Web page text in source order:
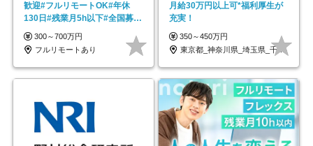
歓迎#フルリモートOK#年休
130日#残業月5h以下#全国募集
#最大1年の研修
300～700万円
フルリモートあり
月給30万円以上可*福利厚生が
充実！
350～450万円
東京都_神奈川県_埼玉県_千葉県_大阪府…